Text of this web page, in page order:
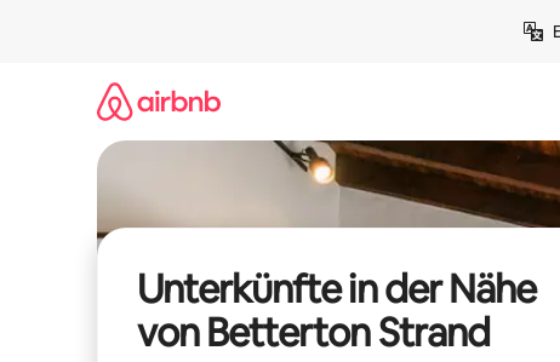
Unterkünfte in der Nähe
von Betterton Strand